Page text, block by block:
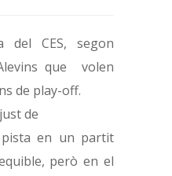
del CES, segon
que volen
de play-off.
de
en un partit
però en el